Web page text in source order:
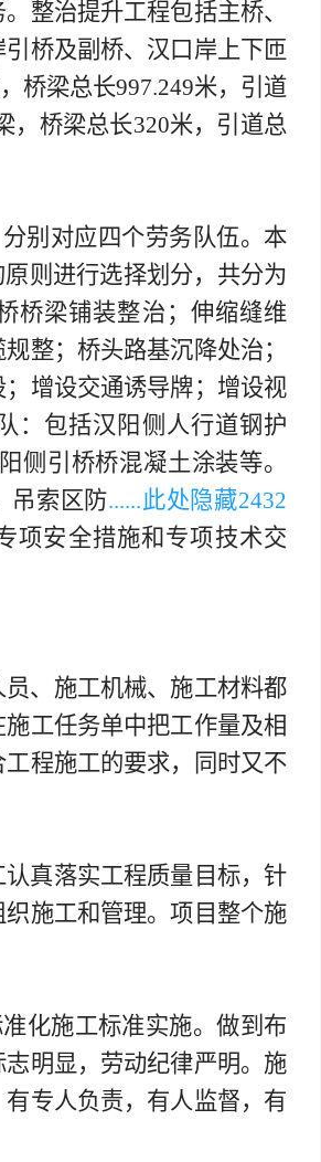
整治提升工程包括主桥、
桥及副桥、汉口岸上下匝
桥梁总长997.249米，引道
，桥梁总长320米，引道总
别对应四个劳务队伍。本
则进行选择划分，共分为
桥梁铺装整治；伸缩缝维
整；桥头路基沉降处治；
增设交通诱导牌；增设视
：包括汉阳侧人行道钢护
侧引桥桥混凝土涂装等。
吊索区防......此处隐藏2432
项安全措施和专项技术交
、施工机械、施工材料都
工任务单中把工作量及相
程施工的要求，同时又不
真落实工程质量目标，针
施工和管理。项目整个施
化施工标准实施。做到布
明显，劳动纪律严明。施
专人负责，有人监督，有